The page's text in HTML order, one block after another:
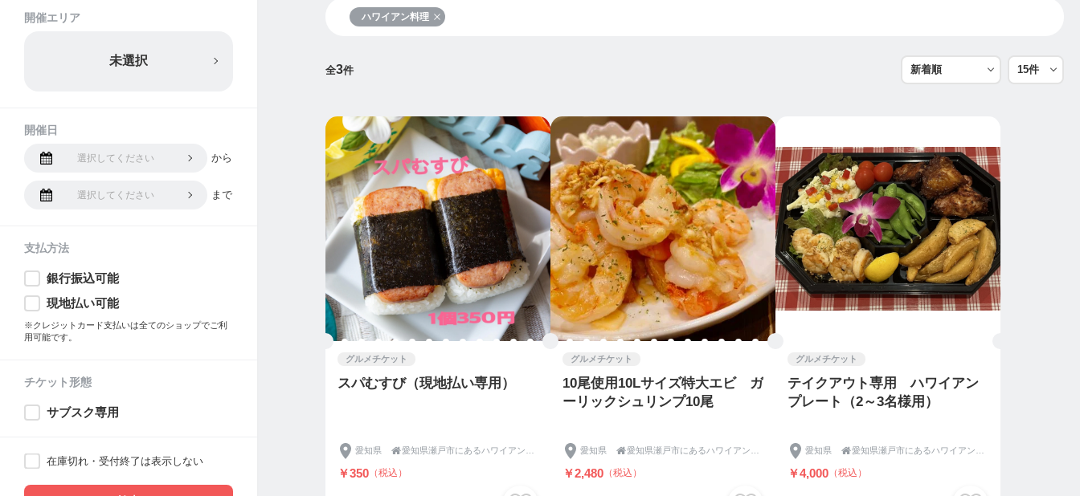
ハワイアン料理
全3件
グルメチケット
スパむすび（現地払い専用）
愛知県 
￥350 （税込）
グルメチケット
10尾使用10Lサイズ特大エビ ガ
ーリックシュリンプ10尾
愛知県 
￥2,480 （税込）
グルメチケット
テイクアウト専用 ハワイアン
プレート（2～3名様用）
愛知県 
￥4,000 （税込）
開催エリア
未選択
開催日
選択してください から
選択してください まで
支払方法
銀行振込可能
現地払い可能
※クレジットカード支払いは全てのショップでご利
用可能です。
チケット形態
サブスク専用
在庫切れ・受付終了は表示しない